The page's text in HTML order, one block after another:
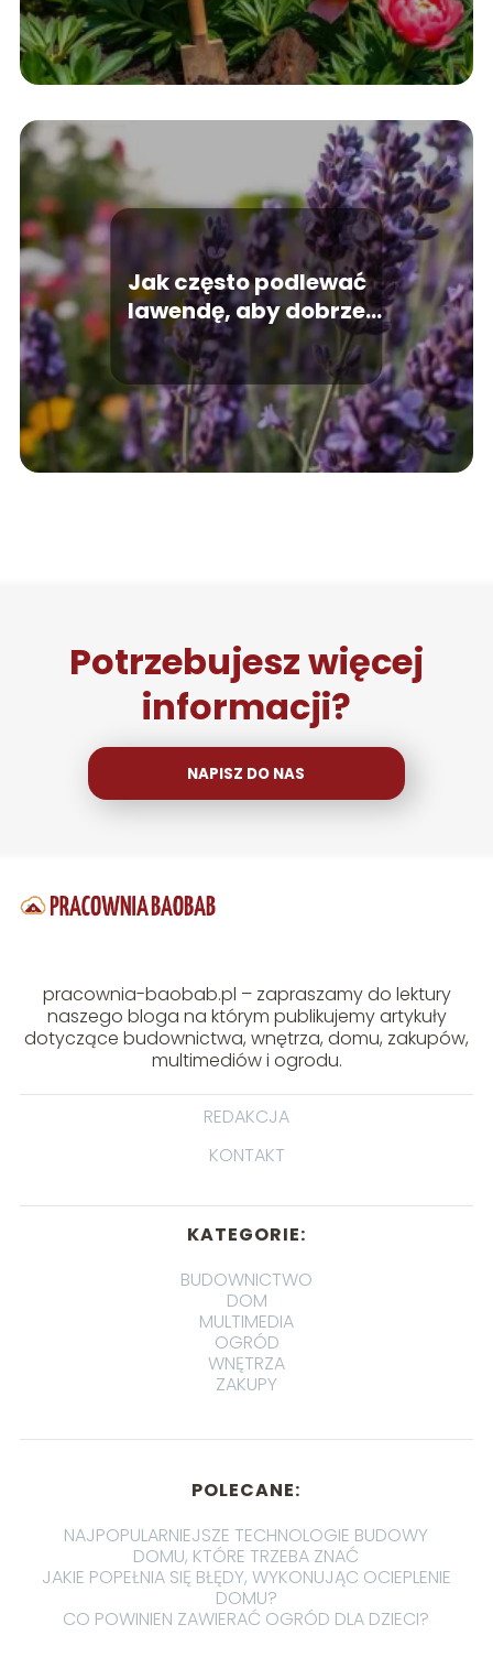
Jak często podlewać
lawendę, aby dobrze
rosła?
Potrzebujesz więcej
informacji?
NAPISZ DO NAS
pracownia-baobab.pl – zapraszamy do lektury
naszego bloga na którym publikujemy artykuły
dotyczące budownictwa, wnętrza, domu, zakupów,
multimediów i ogrodu.
REDAKCJA
KONTAKT
KATEGORIE:
BUDOWNICTWO
DOM
MULTIMEDIA
OGRÓD
WNĘTRZA
ZAKUPY
POLECANE:
NAJPOPULARNIEJSZE TECHNOLOGIE BUDOWY
DOMU, KTÓRE TRZEBA ZNAĆ
JAKIE POPEŁNIA SIĘ BŁĘDY, WYKONUJĄC OCIEPLENIE
DOMU?
CO POWINIEN ZAWIERAĆ OGRÓD DLA DZIECI?